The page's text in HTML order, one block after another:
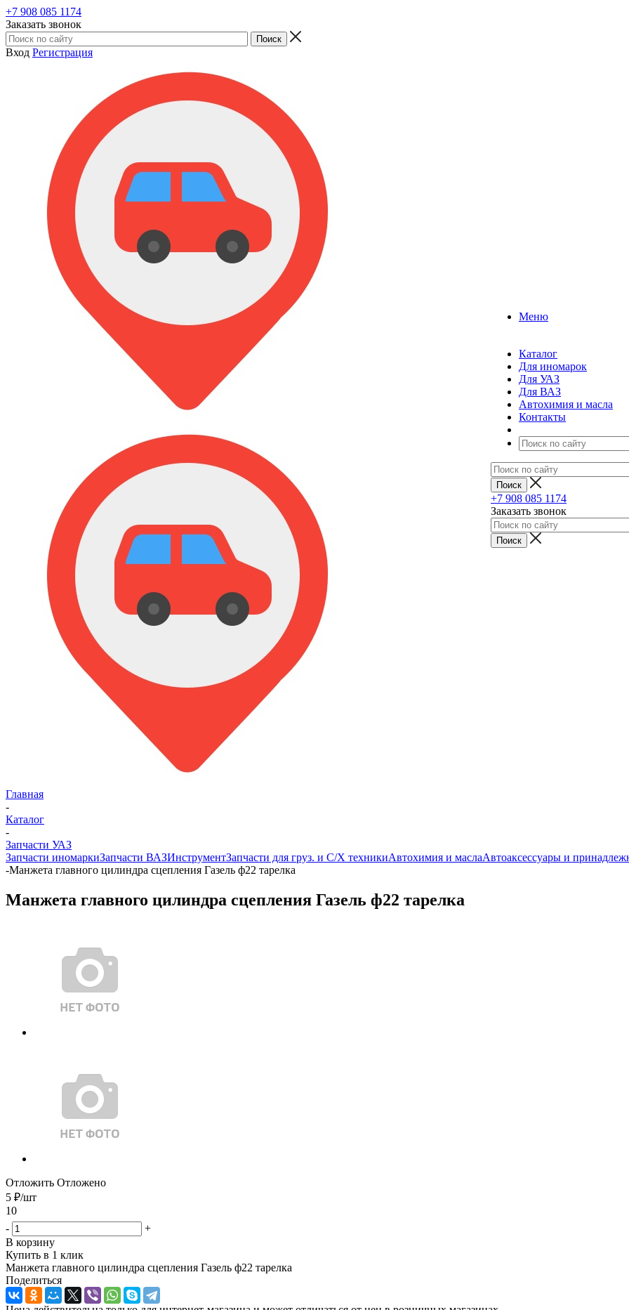
+7 908 085 1174
Заказать звонок
Вход Регистрация
Меню
Каталог
Для иномарок
Для УАЗ
Для ВАЗ
Автохимия и масла
Контакты
+7 908 085 1174
Заказать звонок
Главная
-
Каталог
-
Запчасти УАЗ
Запчасти иномаркиЗапчасти ВАЗИнструментЗапчасти для груз. и С/Х техникиАвтохимия и маслаАвтоаксессуары и
-Манжета главного цилиндра сцепления Газель ф22 тарелка
Манжета главного цилиндра сцепления Газель ф22 тарелка
Отложить Отложено
5 ₽/шт
10
-
+
В корзину
Купить в 1 клик
Манжета главного цилиндра сцепления Газель ф22 тарелка
Поделиться